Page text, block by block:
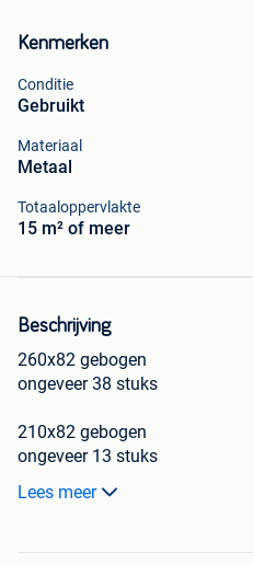
Kenmerken
Conditie
Gebruikt
Materiaal
Metaal
Totaaloppervlakte
15 m² of meer
Beschrijving
260x82 gebogen
ongeveer 38 stuks
210x82 gebogen
ongeveer 13 stuks
320x82 recht
Lees meer